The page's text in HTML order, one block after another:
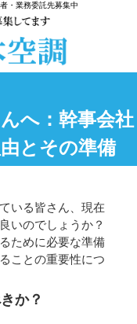
・業務委託先募集中
へ：幹事会社
とその準備
いる皆さん、現在
いのでしょうか？
ために必要な準備
ことの重要性につ
か？